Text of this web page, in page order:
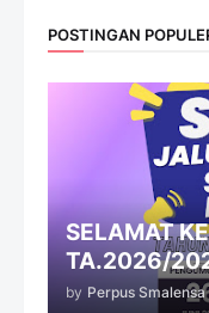
POSTINGAN
SELAMAT
TA.2026/
by Perpus Smalensa